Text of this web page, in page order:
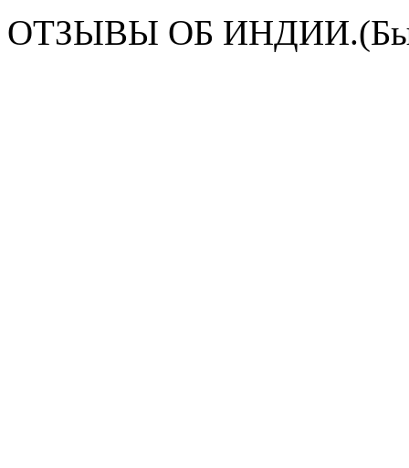
ОТЗЫВЫ ОБ ИНДИИ.(Быт